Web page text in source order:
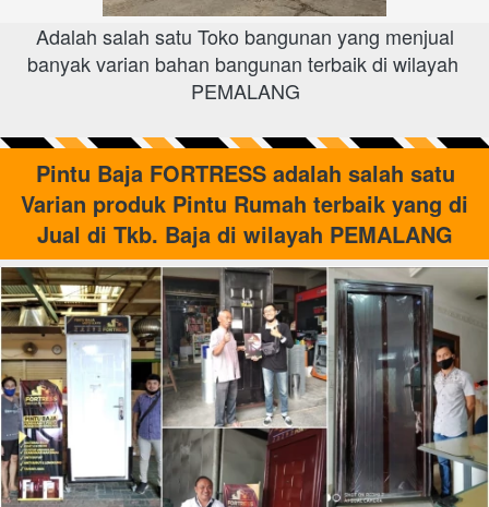
banyak varian bahan bangunan terbaik di wilayah
PEMALANG
Varian produk Pintu Rumah terbaik yang di
Jual di Tkb. Baja di wilayah PEMALANG